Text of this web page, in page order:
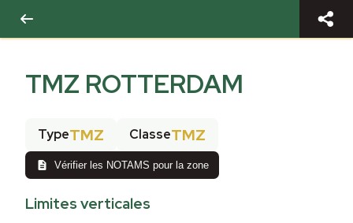
TMZ ROTTERDAM
TypeTMZ ClasseTMZ
Vérifier les NOTAMS pour la zone
Limites verticales